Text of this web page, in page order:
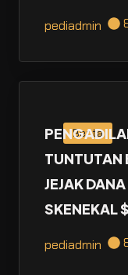
pediadmin
Berita
TUNTUTAN
JEJAK
SKENEKAL
pediadmin